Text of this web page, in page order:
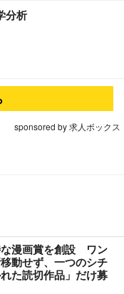
分析
sponsored by 求人ボックス
な漫画賞を創設 ワン
動せず、一つのシチ
た読切作品」だけ募